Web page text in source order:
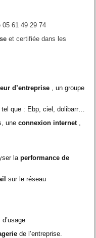
05 61 49 29 74
et certifiée dans les
d’entreprise
, un groupe
que : Ebp, ciel, dolibarr…
uneconnexion internet
laperformance de
sur le réseau
de l’entreprise.